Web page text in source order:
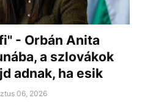
- Orbán Anita
a szlovákok
adnak, ha esik
06, 2026